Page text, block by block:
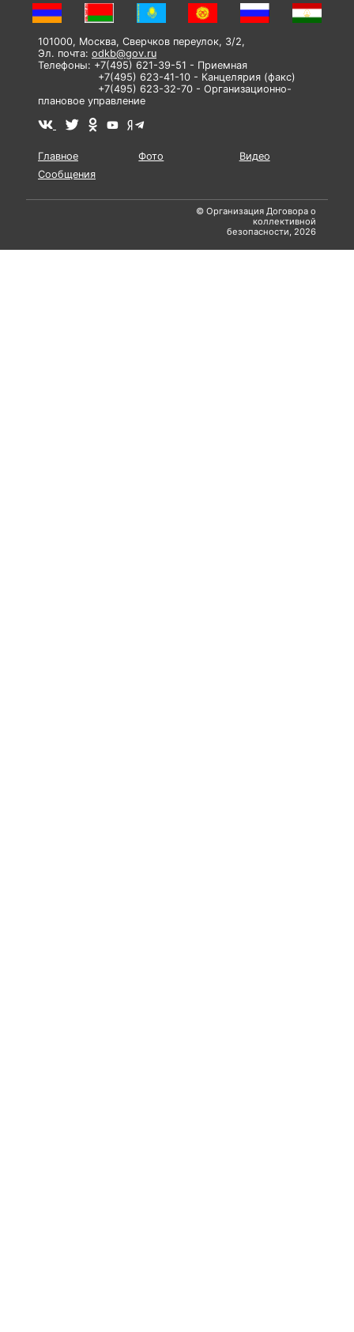
101000, Москва, Сверчков переулок, 3/2,
Эл. почта: odkb@gov.ru
Телефоны: +7(495) 621-39-51 - Приемная
+7(495) 623-41-10 - Канцелярия (факс)
+7(495) 623-32-70 - Организационно-
плановое управление
Главное
Сообщения
Фото Видео
© Организация Договора о
коллективной
безопасности, 2026